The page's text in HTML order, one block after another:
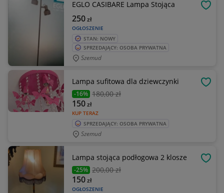
EGLO CASIBARE Lampa Stojąca
OGŁOSZENIE
250zł
STAN: NOWY
SPRZEDAJĄCY: OSOBA PRYWATNA
Szemud
Lampa sufitowa dla dziewczynki
-16% 180,00 zł
KUP TERAZ
150zł
SPRZEDAJĄCY: OSOBA PRYWATNA
Szemud
Lampa stojąca podłogowa 2 klosze
-25% 200,00 zł
OGŁOSZENIE
150zł